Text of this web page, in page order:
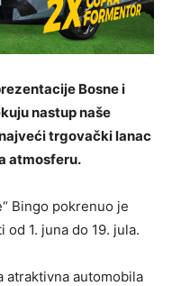
Bosne i
nastup naše
trgovački lanac
atmosferu.
Bingo pokrenuo je
1. juna do 19. jula.
atraktivna automobila